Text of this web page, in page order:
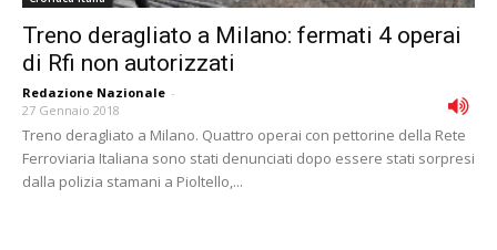
Treno deragliato a Milano: fermati 4 operai
di Rfi non autorizzati
Redazione Nazionale -
27 Gennaio 2018
Treno deragliato a Milano. Quattro operai con pettorine della Rete
Ferroviaria Italiana sono stati denunciati dopo essere stati sorpresi
dalla polizia stamani a Pioltello,...